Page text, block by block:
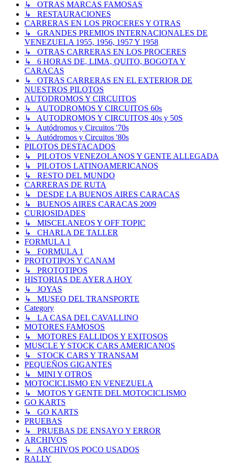
↳ OTRAS MARCAS FAMOSAS
↳ RESTAURACIONES
CARRERAS EN LOS PROCERES Y OTRAS
↳ GRANDES PREMIOS INTERNACIONALES DE
VENEZUELA 1955, 1956, 1957 Y 1958
↳ OTRAS CARRERAS EN LOS PROCERES
↳ 6 HORAS DE, LIMA, QUITO, BOGOTA Y
CARACAS
↳ OTRAS CARRERAS EN EL EXTERIOR DE
NUESTROS PILOTOS
AUTODROMOS Y CIRCUITOS
↳ AUTODROMOS Y CIRCUITOS 60s
↳ AUTODROMOS Y CIRCUITOS 40s y 50S
↳ Autódromos y Circuitos '70s
↳ Autódromos y Circuitos '80s
PILOTOS DESTACADOS
↳ PILOTOS VENEZOLANOS Y GENTE ALLEGADA
↳ PILOTOS LATINOAMERICANOS
↳ RESTO DEL MUNDO
CARRERAS DE RUTA
↳ DESDE LA BUENOS AIRES CARACAS
↳ BUENOS AIRES CARACAS 2009
CURIOSIDADES
↳ MISCELANEOS Y OFF TOPIC
↳ CHARLA DE TALLER
FORMULA 1
↳ FORMULA 1
PROTOTIPOS Y CANAM
↳ PROTOTIPOS
HISTORIAS DE AYER A HOY
↳ JOYAS
↳ MUSEO DEL TRANSPORTE
Category
↳ LA CASA DEL CAVALLINO
MOTORES FAMOSOS
↳ MOTORES FALLIDOS Y EXITOSOS
MUSCLE Y STOCK CARS AMERICANOS
↳ STOCK CARS Y TRANSAM
PEQUEÑOS GIGANTES
↳ MINI Y OTROS
MOTOCICLISMO EN VENEZUELA
↳ MOTOS Y GENTE DEL MOTOCICLISMO
GO KARTS
↳ GO KARTS
PRUEBAS
↳ PRUEBAS DE ENSAYO Y ERROR
ARCHIVOS
↳ ARCHIVOS POCO USADOS
RALLY